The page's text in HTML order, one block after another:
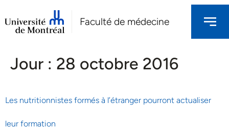
Faculté de médecine
Jour : 28 octobre 2016
Les nutritionnistes formés à l’étranger pourront actualiser
leur formation